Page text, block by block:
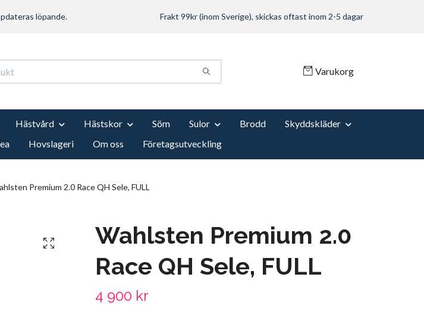
löpande. Frakt 99kr (inom Sverige), skickas oftast inom 2-5 dagar
Varukorg
Hästvård Hästskor Söm Sulor Brodd
Skyddskläder
Hovslageri Om oss Företagsutveckling
Premium 2.0 Race QH Sele, FULL
Wahlsten Premium 2.0
Race QH Sele, FULL
4 900 kr